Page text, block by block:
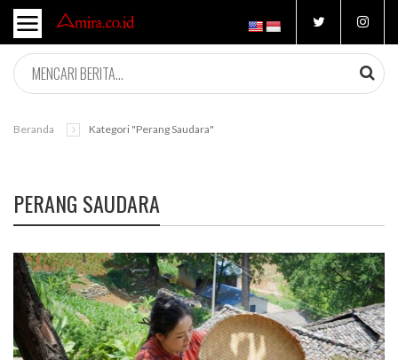
Beranda Kategori "perang Saudara"
PERANG SAUDARA